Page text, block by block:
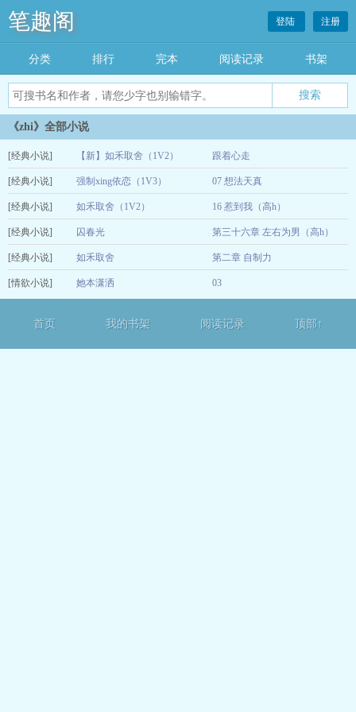
笔趣阁 登陆 注册
分类 排行 完本 阅读记录 书架
《zhi》全部小说
[经典小说] 【新】如禾取舍（1V2） 跟着心走
[经典小说] 强制xing依恋（1V3） 07 想法天真
[经典小说] 如禾取舍（1V2） 16 惹到我（高h）
01-17
[经典小说] 囚春光 第三十六章 左右为男（高h）
[经典小说] 如禾取舍 第二章 自制力
[情欲小说] 她本潇洒 03
首页 我的书架 阅读记录 顶部↑